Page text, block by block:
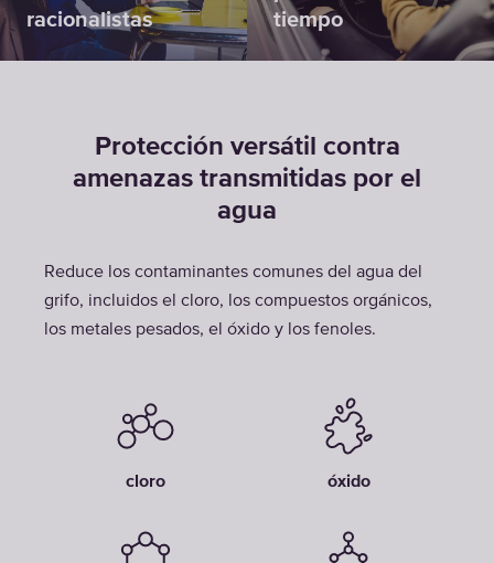
racionalistas
tiempo
Protección versátil contra
amenazas transmitidas por el
agua
Reduce los contaminantes comunes del agua del
grifo, incluidos el cloro, los compuestos orgánicos,
los metales pesados, el óxido y los fenoles.
cloro óxido